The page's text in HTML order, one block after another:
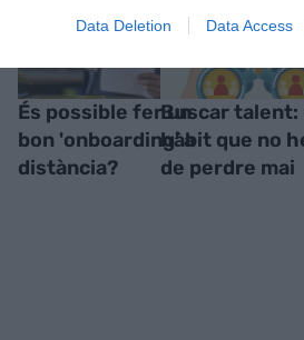
Data Deletion Data Access
És possible fer un
bon 'onboarding' a
distància?
Buscar talent:
hàbit que no
de perdre mai